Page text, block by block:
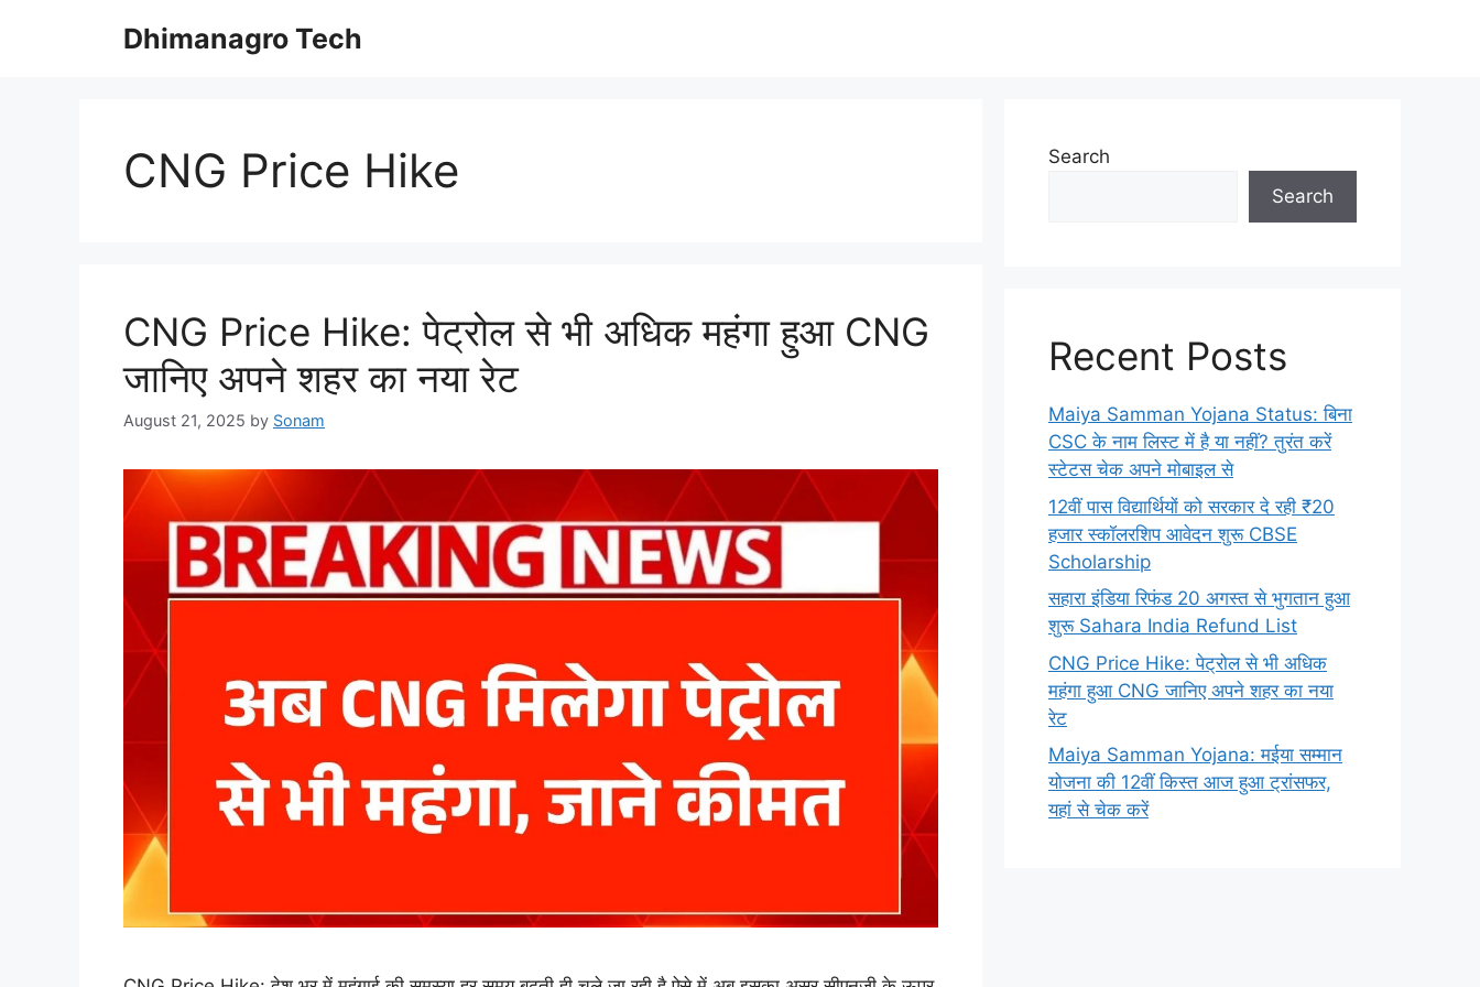
Dhimanagro Tech
CNG Price Hike
CNG Price Hike: पेट्रोल से भी अधिक महंगा हुआ CNG
जानिए अपने शहर का नया रेट
August 21, 2025 by Sonam
Search
Search
Recent Posts
Maiya Samman Yojana Status: बिना
CSC के नाम लिस्ट में है या नहीं? तुरंत करें
स्टेटस चेक अपने मोबाइल से
12वीं पास विद्यार्थियों को सरकार दे रही ₹20
हजार स्कॉलरशिप आवेदन शुरू CBSE
Scholarship
सहारा इंडिया रिफंड 20 अगस्त से भुगतान हुआ
शुरू Sahara India Refund List
CNG Price Hike: पेट्रोल से भी अधिक
महंगा हुआ CNG जानिए अपने शहर का नया
रेट
Maiya Samman Yojana: मईया सम्मान
योजना की 12वीं किस्त आज हुआ ट्रांसफर,
यहां से चेक करें